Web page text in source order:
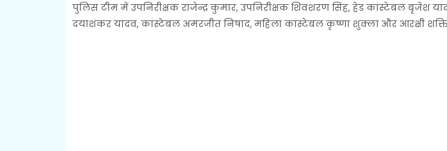
पुलिस टीम में उपनिरीक्षक राजेन्द्र कुमार, उपनिरीक्षक शिवशरण सिंह, हेड कांस्टेबल बृजेश
दयाशंकर यादव, कांस्टेबल अमरजीत निषाद, महिला कांस्टेबल कृष्णा शुक्ला और आरक्षी शक्ति